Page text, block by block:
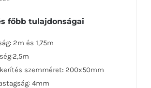
főbb tulajdonságai
2m és 1,75m
szemméret: 200x50mm
4mm